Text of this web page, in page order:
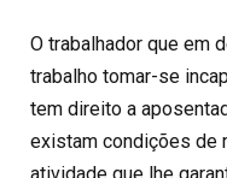
O trabalhador que em
trabalho tomar-se
tem direito a
existam condições de